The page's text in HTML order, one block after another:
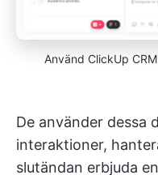
Använd ClickUp
De använder dessa
interaktioner,
slutändan erbjuda